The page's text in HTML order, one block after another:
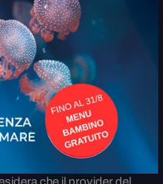
direttamente al
al social e visita il Sito
al proprio account, il
la visita al nostro Sito
nel caso in cui si
(per esempio, facendo clic
saranno associate